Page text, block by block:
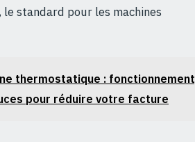
standard pour les machines
thermostatique :
pour réduire votre facture